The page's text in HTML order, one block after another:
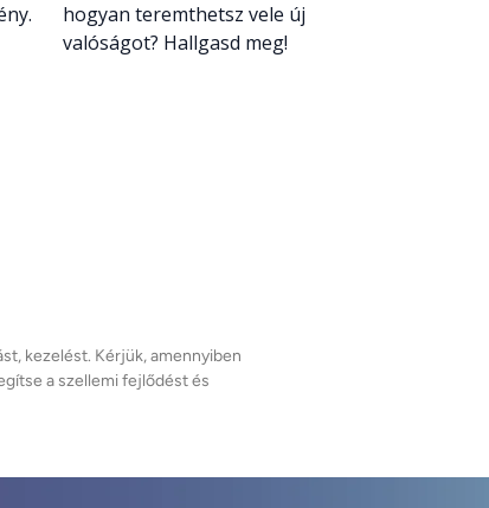
hogyan teremthetsz vele új
valóságot? Hallgasd meg!
kezelést. Kérjük, amennyiben
a szellemi fejlődést és